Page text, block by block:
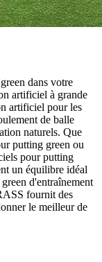
dans votre
artificiel à grande
artificiel pour les
de balle
naturels. Que
putting green ou
pour putting
un équilibre idéal
d'entraînement
fournit des
le meilleur de